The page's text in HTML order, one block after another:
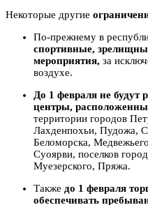
Некоторые другие
По-прежнему в
спортивные,
мероприятия, за
воздухе.
До 1 февраля не будут
центры,
территории городов
Лахденпохьи, Пудожа,
Беломорска,
Суоярви, поселков
Муезерского, Пряжа.
Также до 1 февраля
обеспечивать